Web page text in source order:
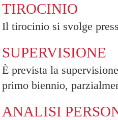
TIROCINIO
Il tirocinio si svolge
SUPERVISIONE
È prevista la
primo biennio,
ANALISI